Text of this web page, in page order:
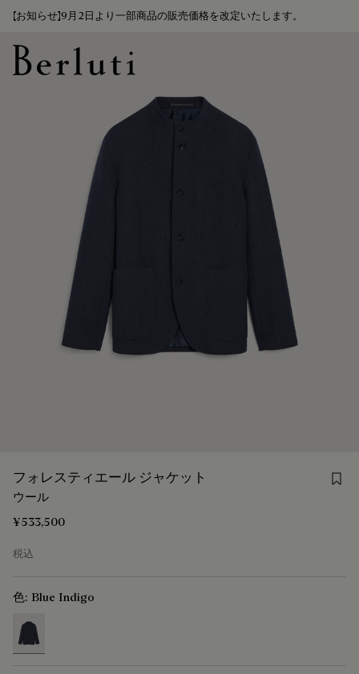
【お知らせ】9月2日より一部商品の販売価格を改定いたします。
フォレスティエール ジャケット
ウール
¥533,500
税込
色: Blue Indigo